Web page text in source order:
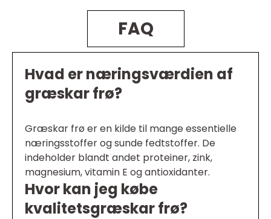
FAQ
Hvad er næringsværdien af
græskar frø?
Græskar frø er en kilde til mange essentielle
næringsstoffer og sunde fedtstoffer. De
indeholder blandt andet proteiner, zink,
magnesium, vitamin E og antioxidanter.
Hvor kan jeg købe
kvalitetsgræskar frø?